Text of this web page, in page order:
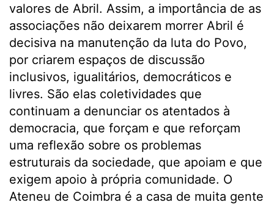
valores de Abril. Assim, a importância de as
associações não deixarem morrer Abril é
decisiva na manutenção da luta do Povo,
por criarem espaços de discussão
inclusivos, igualitários, democráticos e
livres. São elas coletividades que
continuam a denunciar os atentados à
democracia, que forçam e que reforçam
uma reflexão sobre os problemas
estruturais da sociedade, que apoiam e que
exigem apoio à própria comunidade. O
Ateneu de Coimbra é a casa de muita gente